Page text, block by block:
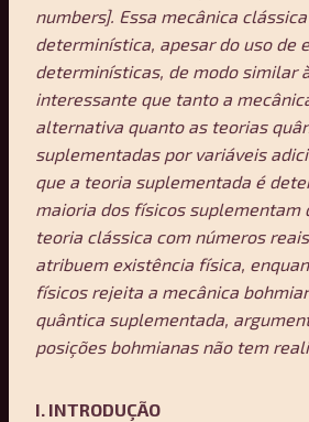
numbers]. Essa mecânica
determinística, apesar do uso de
determinísticas, de modo similar
interessante que tanto a
alternativa quanto as teorias
suplementadas por variáveis
que a teoria suplementada é
maioria dos físicos suplementam
teoria clássica com números
atribuem existência física,
físicos rejeita a mecânica
quântica suplementada,
posições bohmianas não tem
I. INTRODUÇÃO